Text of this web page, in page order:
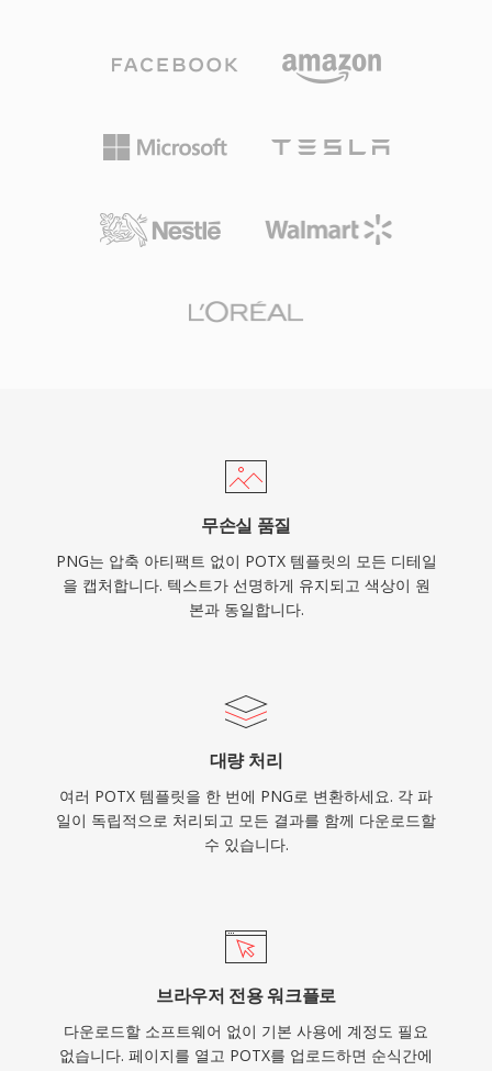
무손실 품질
PNG는 압축 아티팩트 없이 POTX 템플릿의 모든 디테일
을 캡처합니다. 텍스트가 선명하게 유지되고 색상이 원
본과 동일합니다.
대량 처리
여러 POTX 템플릿을 한 번에 PNG로 변환하세요. 각 파
일이 독립적으로 처리되고 모든 결과를 함께 다운로드할
수 있습니다.
브라우저 전용 워크플로
다운로드할 소프트웨어 없이 기본 사용에 계정도 필요
없습니다. 페이지를 열고 POTX를 업로드하면 순식간에